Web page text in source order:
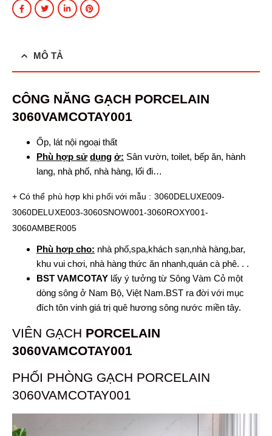
MÔ TẢ
CÔNG NĂNG GẠCH PORCELAIN
3060VAMCOTAY001
Ốp, lát nội ngoại thất
Phù hợp sử dụng ở: Sân vườn, toilet, bếp ăn, hành
lang, nhà phố, nhà hàng, lối đi…
+ Có thể phù hợp khi phối với mẫu : 3060DELUXE009-
3060DELUXE003-3060SNOW001-3060ROXY001-
3060AMBER005
Phù hợp cho: nhà phố,spa,khách sạn,nhà hàng,bar,
khu vui chơi, nhà hàng thức ăn nhanh,quán cà phê. . .
BST VAMCOTAY lấy ý tưởng từ Sông Vàm Cỏ một
dòng sông ở Nam Bộ, Việt Nam.BST ra đời với mục
đích tôn vinh giá trị quê hương sông nước miền tây.
VIÊN GẠCH PORCELAIN
3060VAMCOTAY001
PHỐI PHÒNG GẠCH PORCELAIN
3060VAMCOTAY001